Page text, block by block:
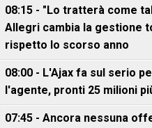
08:15 - "Lo tratterà come
Allegri cambia la gestione
rispetto lo scorso anno
08:00 - L'Ajax fa sul serio
l'agente, pronti 25 milioni
07:45 - Ancora nessuna